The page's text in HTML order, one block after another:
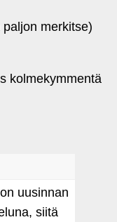
merkitse)
kolmekymmentä
uusinnan
siitä